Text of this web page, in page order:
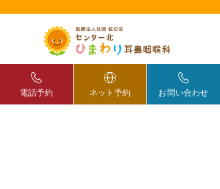
お問い合わせ：045-911-8718
予約専用：050-5533-3876
電話予約 ネット予約 お問い合わせ